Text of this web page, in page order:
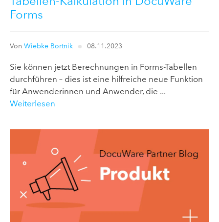
Forms
Von Wiebke Bortnik 08.11.2023
Sie können jetzt Berechnungen in Forms-Tabellen
durchführen – dies ist eine hilfreiche neue Funktion
für Anwenderinnen und Anwender, die ...
Weiterlesen